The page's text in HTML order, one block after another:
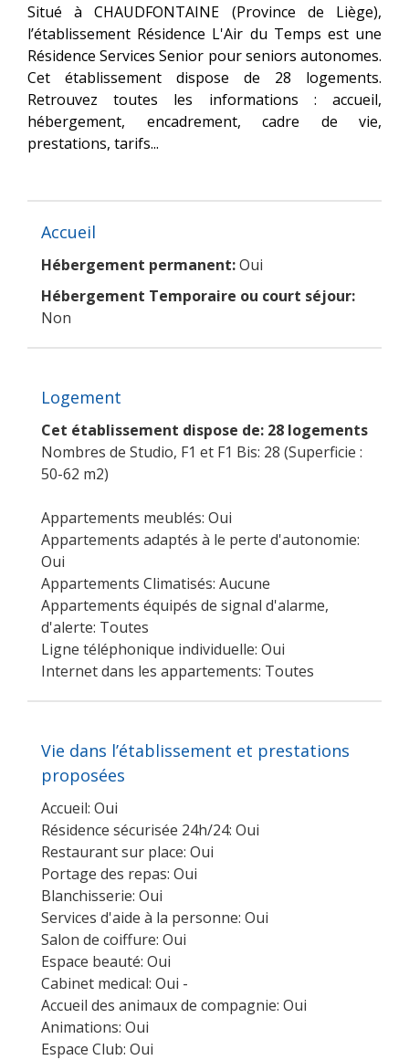
Situé à CHAUDFONTAINE (Province de Liège),
l’établissement Résidence L'Air du Temps est une
Résidence Services Senior pour seniors autonomes.
Cet établissement dispose de 28 logements.
Retrouvez toutes les informations : accueil,
hébergement, encadrement, cadre de vie,
prestations, tarifs...
Accueil
Hébergement permanent:Oui
Hébergement Temporaire ou court séjour:
Non
Logement
Cet établissement dispose de: 28 logements
Nombres de Studio, F1 et F1 Bis: 28 (Superficie :
50-62 m2)
Appartements meublés: Oui
Appartements adaptés à le perte d'autonomie:
Oui
Appartements Climatisés: Aucune
Appartements équipés de signal d'alarme,
d'alerte: Toutes
Ligne téléphonique individuelle: Oui
Internet dans les appartements: Toutes
Vie dans l’établissement et prestations
proposées
Accueil: Oui
Résidence sécurisée 24h/24: Oui
Restaurant sur place: Oui
Portage des repas: Oui
Blanchisserie: Oui
Services d'aide à la personne: Oui
Salon de coiffure: Oui
Espace beauté: Oui
Cabinet medical: Oui -
Accueil des animaux de compagnie: Oui
Animations: Oui
Espace Club: Oui